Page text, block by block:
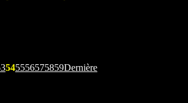
545556575859Dernière